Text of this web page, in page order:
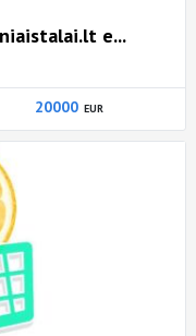
e...
20000